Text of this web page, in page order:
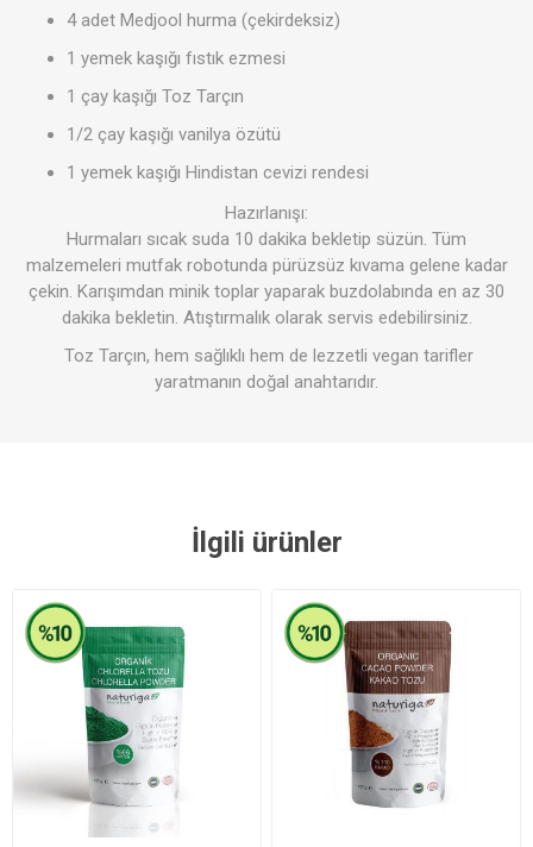
4 adet Medjool hurma (çekirdeksiz)
1 yemek kaşığı fıstık ezmesi
1 çay kaşığı Toz Tarçın
1/2 çay kaşığı vanilya özütü
1 yemek kaşığı Hindistan cevizi rendesi
Hazırlanışı:
Hurmaları sıcak suda 10 dakika bekletip süzün. Tüm
malzemeleri mutfak robotunda pürüzsüz kıvama gelene kadar
çekin. Karışımdan minik toplar yaparak buzdolabında en az 30
dakika bekletin. Atıştırmalık olarak servis edebilirsiniz.
Toz Tarçın, hem sağlıklı hem de lezzetli vegan tarifler
yaratmanın doğal anahtarıdır.
İlgili ürünler